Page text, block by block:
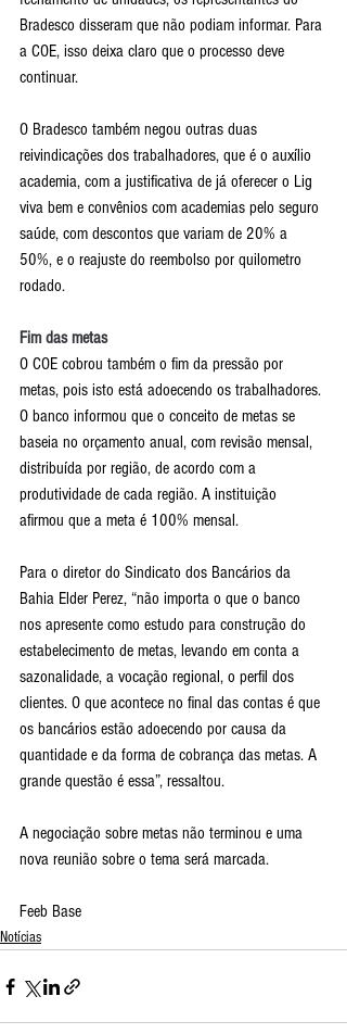
Bradesco disseram que não podiam informar. Para
a COE, isso deixa claro que o processo deve
continuar.
O Bradesco também negou outras duas
reivindicações dos trabalhadores, que é o auxílio
academia, com a justificativa de já oferecer o Lig
viva bem e convênios com academias pelo seguro
saúde, com descontos que variam de 20% a
50%, e o reajuste do reembolso por quilometro
rodado.
Fim das metas
O COE cobrou também o fim da pressão por
metas, pois isto está adoecendo os trabalhadores.
O banco informou que o conceito de metas se
baseia no orçamento anual, com revisão mensal,
distribuída por região, de acordo com a
produtividade de cada região. A instituição
afirmou que a meta é 100% mensal.
Para o diretor do Sindicato dos Bancários da
Bahia Elder Perez, “não importa o que o banco
nos apresente como estudo para construção do
estabelecimento de metas, levando em conta a
sazonalidade, a vocação regional, o perfil dos
clientes. O que acontece no final das contas é que
os bancários estão adoecendo por causa da
quantidade e da forma de cobrança das metas. A
grande questão é essa”, ressaltou.
A negociação sobre metas não terminou e uma
nova reunião sobre o tema será marcada.
Feeb Base
Notícias